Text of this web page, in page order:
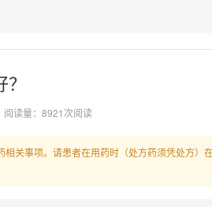
阅读量：8921次阅读
关事项。请患者在用药时（处方药须凭处方）